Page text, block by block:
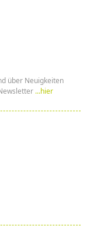
über Neuigkeiten
...hier